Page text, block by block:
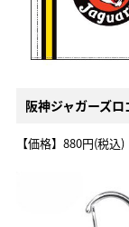
阪神ジャガーズ
【価格】880円(税込)